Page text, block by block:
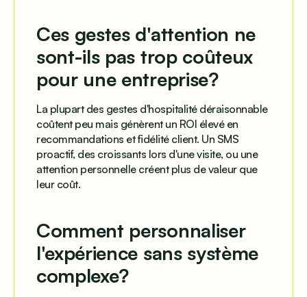
Ces gestes d'attention ne
sont-ils pas trop coûteux
pour une entreprise?
La plupart des gestes d'hospitalité déraisonnable
coûtent peu mais génèrent un ROI élevé en
recommandations et fidélité client. Un SMS
proactif, des croissants lors d'une visite, ou une
attention personnelle créent plus de valeur que
leur coût.
Comment personnaliser
l'expérience sans système
complexe?